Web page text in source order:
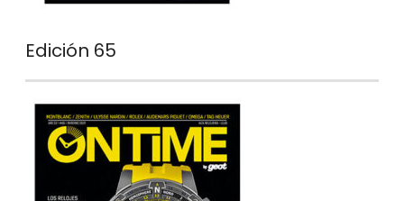
Edición 65